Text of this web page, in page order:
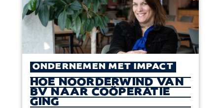
ONDERNEMEN MET IMPACT
HOE NOORDERWIND VAN
BV NAAR COÖPERATIE
GING